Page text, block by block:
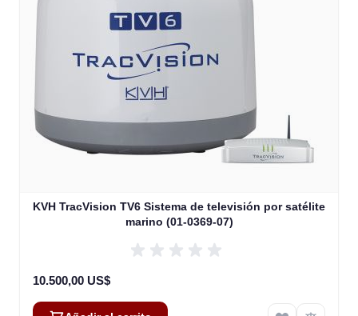
KVH TracVision TV6 Sistema de televisión por satélite
marino (01-0369-07)
10.500,00 US$